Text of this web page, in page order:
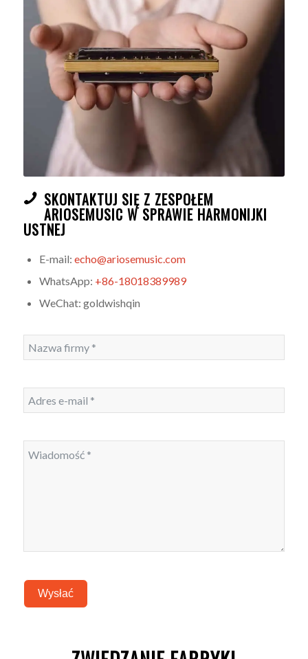
SKONTAKTUJ SIĘ Z ZESPOŁEM
ARIOSEMUSIC W SPRAWIE HARMONIJKI
USTNEJ
E-mail: echo@ariosemusic.com
WhatsApp: +86-18018389989
WeChat: goldwishqin
Wysłać